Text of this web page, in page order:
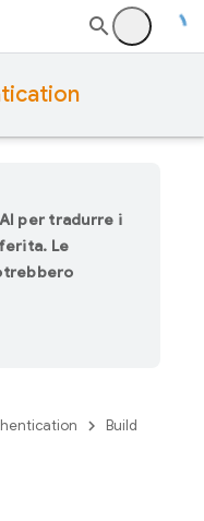
per tradurre i
Le
Build